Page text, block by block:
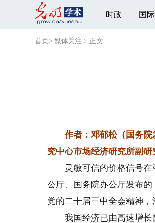
时政 国际
首页 > 媒体关注 > 正文
作者：邓郁松（国务院
究中心市场经济研究所副研
灵敏可信的价格信号在
公厅、国务院办公厅发布
党的二十届三中全会精神，
我国经济已由高速增长